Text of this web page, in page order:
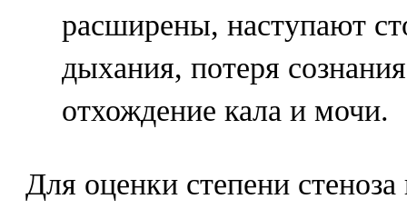
расширены, наступают
дыхания, потеря
отхождение кала и мочи.
Для оценки степени